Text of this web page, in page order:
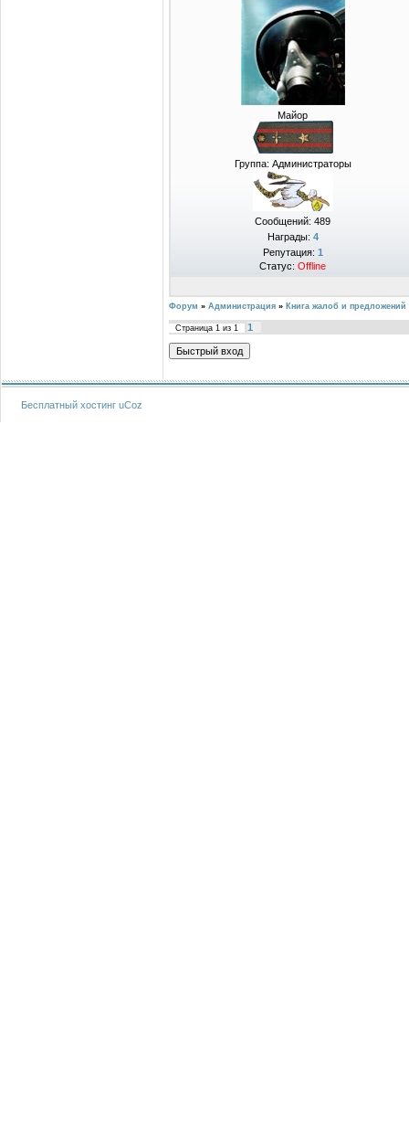
Майор
Группа: Администраторы
Сообщений: 489
Награды: 4
Репутация: 1
Статус: Offline
Форум » Администрация » Книга жалоб и предложений
Страница 1 из 1 1
Бесплатный хостинг uCoz